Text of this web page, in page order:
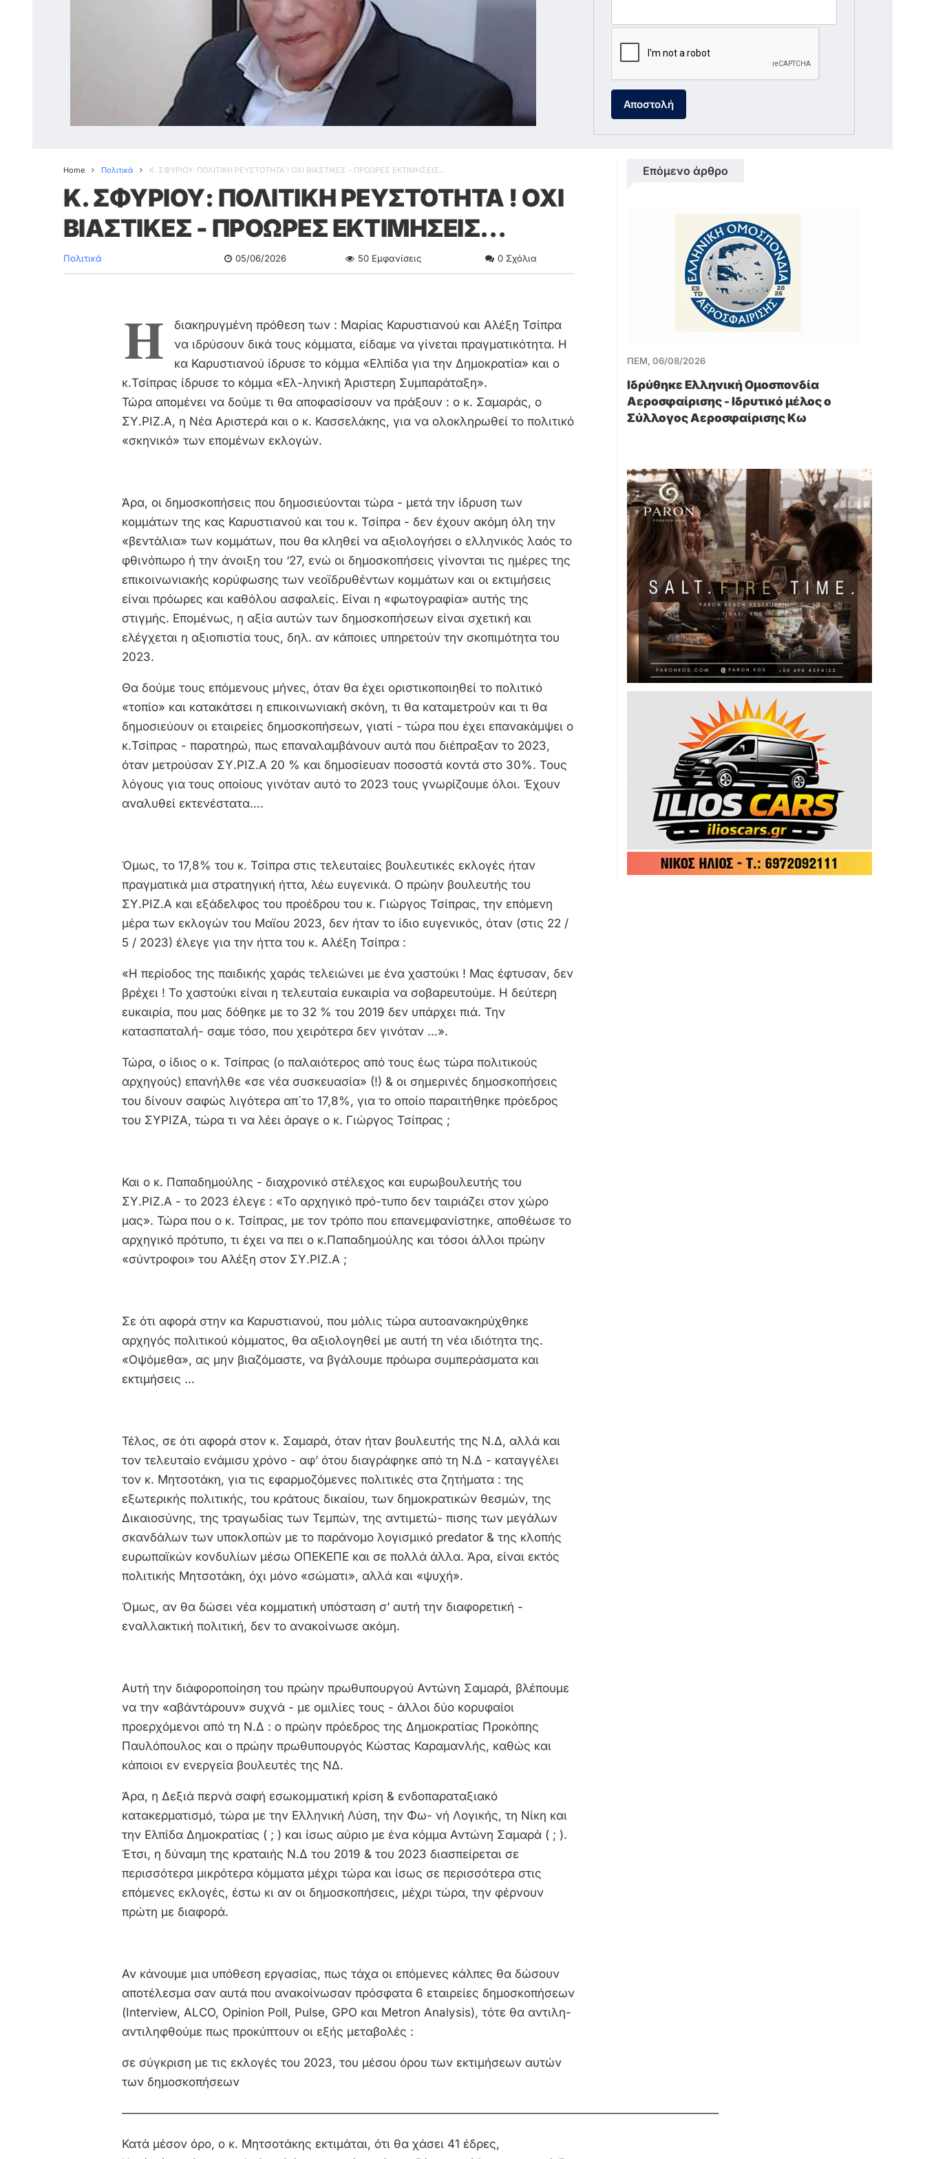
Αποστολή
Home Πολιτικά Κ. ΣΦΥΡΙΟΥ: ΠΟΛΙΤΙΚΗ ΡΕΥΣΤΟΤΗΤΑ ! ΟΧΙ ΒΙΑΣΤΙΚΕΣ - ΠΡΟΩΡΕΣ ΕΚΤΙΜΗΣΕΙΣ…
Κ. ΣΦΥΡΙΟΥ: ΠΟΛΙΤΙΚΗ ΡΕΥΣΤΟΤΗΤΑ ! ΟΧΙ
ΒΙΑΣΤΙΚΕΣ - ΠΡΟΩΡΕΣ ΕΚΤΙΜΗΣΕΙΣ…
Πολιτικά 05/06/2026 50Εμφανίσεις 0Σχόλια
Η
διακηρυγμένη πρόθεση των : Μαρίας Καρυστιανού και Αλέξη Τσίπρα
να ιδρύσουν δικά τους κόμματα, είδαμε να γίνεται πραγματικότητα. Η
κα Καρυστιανού ίδρυσε το κόμμα «Ελπίδα για την Δημοκρατία» και ο
κ.Τσίπρας ίδρυσε το κόμμα «Ελ-ληνική Άριστερη Συμπαράταξη».
Τώρα απομένει να δούμε τι θα αποφασίσουν να πράξουν : ο κ. Σαμαράς, ο
ΣΥ.ΡΙΖ.Α, η Νέα Αριστερά και ο κ. Κασσελάκης, για να ολοκληρωθεί το πολιτικό
«σκηνικό» των επομένων εκλογών.
Άρα, οι δημοσκοπήσεις που δημοσιεύονται τώρα - μετά την ίδρυση των
κομμάτων της κας Καρυστιανού και του κ. Τσίπρα - δεν έχουν ακόμη όλη την
«βεντάλια» των κομμάτων, που θα κληθεί να αξιολογήσει ο ελληνικός λαός το
φθινόπωρο ή την άνοιξη του ‘27, ενώ οι δημοσκοπήσεις γίνονται τις ημέρες της
επικοινωνιακής κορύφωσης των νεοϊδρυθέντων κομμάτων και οι εκτιμήσεις
είναι πρόωρες και καθόλου ασφαλείς. Είναι η «φωτογραφία» αυτής της
στιγμής. Επομένως, η αξία αυτών των δημοσκοπήσεων είναι σχετική και
ελέγχεται η αξιοπιστία τους, δηλ. αν κάποιες υπηρετούν την σκοπιμότητα του
2023.
Θα δούμε τους επόμενους μήνες, όταν θα έχει οριστικοποιηθεί το πολιτικό
«τοπίο» και κατακάτσει η επικοινωνιακή σκόνη, τι θα καταμετρούν και τι θα
δημοσιεύουν οι εταιρείες δημοσκοπήσεων, γιατί - τώρα που έχει επανακάμψει ο
κ.Τσίπρας - παρατηρώ, πως επαναλαμβάνουν αυτά που διέπραξαν το 2023,
όταν μετρούσαν ΣΥ.ΡΙΖ.Α 20 % και δημοσίευαν ποσοστά κοντά στο 30%. Τους
λόγους για τους οποίους γινόταν αυτό το 2023 τους γνωρίζουμε όλοι. Έχουν
αναλυθεί εκτενέστατα….
Όμως, το 17,8% του κ. Τσίπρα στις τελευταίες βουλευτικές εκλογές ήταν
πραγματικά μια στρατηγική ήττα, λέω ευγενικά. Ο πρώην βουλευτής του
ΣΥ.ΡΙΖ.Α και εξάδελφος του προέδρου του κ. Γιώργος Τσίπρας, την επόμενη
μέρα των εκλογών του Μαϊου 2023, δεν ήταν το ίδιο ευγενικός, όταν (στις 22 /
5 / 2023) έλεγε για την ήττα του κ. Αλέξη Τσίπρα :
«Η περίοδος της παιδικής χαράς τελειώνει με ένα χαστούκι ! Μας έφτυσαν, δεν
βρέχει ! Το χαστούκι είναι η τελευταία ευκαιρία να σοβαρευτούμε. Η δεύτερη
ευκαιρία, που μας δόθηκε με το 32 % του 2019 δεν υπάρχει πιά. Την
κατασπαταλή- σαμε τόσο, που χειρότερα δεν γινόταν …».
Τώρα, ο ίδιος ο κ. Τσίπρας (ο παλαιότερος από τους έως τώρα πολιτικούς
αρχηγούς) επανήλθε «σε νέα συσκευασία» (!) & οι σημερινές δημοσκοπήσεις
του δίνουν σαφώς λιγότερα απ´το 17,8%, για το οποίο παραιτήθηκε πρόεδρος
του ΣΥΡΙΖΑ, τώρα τι να λέει άραγε ο κ. Γιώργος Τσίπρας ;
Και ο κ. Παπαδημούλης - διαχρονικό στέλεχος και ευρωβουλευτής του
ΣΥ.ΡΙΖ.Α - το 2023 έλεγε : «Το αρχηγικό πρό-τυπο δεν ταιριάζει στον χώρο
μας». Τώρα που ο κ. Τσίπρας, με τον τρόπο που επανεμφανίστηκε, αποθέωσε το
αρχηγικό πρότυπο, τι έχει να πει ο κ.Παπαδημούλης και τόσοι άλλοι πρώην
«σύντροφοι» του Αλέξη στον ΣΥ.ΡΙΖ.Α ;
Σε ότι αφορά στην κα Καρυστιανού, που μόλις τώρα αυτοανακηρύχθηκε
αρχηγός πολιτικού κόμματος, θα αξιολογηθεί με αυτή τη νέα ιδιότητα της.
«Οψόμεθα», ας μην βιαζόμαστε, να βγάλουμε πρόωρα συμπεράσματα και
εκτιμήσεις …
Τέλος, σε ότι αφορά στον κ. Σαμαρά, όταν ήταν βουλευτής της Ν.Δ, αλλά και
τον τελευταίο ενάμισυ χρόνο - αφ’ ότου διαγράφηκε από τη Ν.Δ - καταγγέλει
τον κ. Μητσοτάκη, για τις εφαρμοζόμενες πολιτικές στα ζητήματα : της
εξωτερικής πολιτικής, του κράτους δικαίου, των δημοκρατικών θεσμών, της
Δικαιοσύνης, της τραγωδίας των Τεμπών, της αντιμετώ- πισης των μεγάλων
σκανδάλων των υποκλοπών με το παράνομο λογισμικό predator & της κλοπής
ευρωπαϊκών κονδυλίων μέσω ΟΠΕΚΕΠΕ και σε πολλά άλλα. Άρα, είναι εκτός
πολιτικής Μητσοτάκη, όχι μόνο «σώματι», αλλά και «ψυχή».
Όμως, αν θα δώσει νέα κομματική υπόσταση σ’ αυτή την διαφορετική -
εναλλακτική πολιτική, δεν το ανακοίνωσε ακόμη.
Αυτή την διάφοροποίηση του πρώην πρωθυπουργού Αντώνη Σαμαρά, βλέπουμε
να την «αβάντάρουν» συχνά - με ομιλίες τους - άλλοι δύο κορυφαίοι
προερχόμενοι από τη Ν.Δ : ο πρώην πρόεδρος της Δημοκρατίας Προκόπης
Παυλόπουλος και ο πρώην πρωθυπουργός Κώστας Καραμανλής, καθώς και
κάποιοι εν ενεργεία βουλευτές της ΝΔ.
Άρα, η Δεξιά περνά σαφή εσωκομματική κρίση & ενδοπαραταξιακό
κατακερματισμό, τώρα με την Ελληνική Λύση, την Φω- νή Λογικής, τη Νίκη και
την Ελπίδα Δημοκρατίας ( ; ) και ίσως αύριο με ένα κόμμα Αντώνη Σαμαρά ( ; ).
Έτσι, η δύναμη της κραταιής Ν.Δ του 2019 & του 2023 διασπείρεται σε
περισσότερα μικρότερα κόμματα μέχρι τώρα και ίσως σε περισσότερα στις
επόμενες εκλογές, έστω κι αν οι δημοσκοπήσεις, μέχρι τώρα, την φέρνουν
πρώτη με διαφορά.
Αν κάνουμε μια υπόθεση εργασίας, πως τάχα οι επόμενες κάλπες θα δώσουν
αποτέλεσμα σαν αυτά που ανακοίνωσαν πρόσφατα 6 εταιρείες δημοσκοπήσεων
(Interview, ALCO, Opinion Poll, Pulse, GPO και Metron Analysis), τότε θα αντιλη-
αντιληφθούμε πως προκύπτουν οι εξής μεταβολές :
σε σύγκριση με τις εκλογές του 2023, του μέσου όρου των εκτιμήσεων αυτών
των δημοσκοπήσεων
———————————————————————————————————————————————————
Κατά μέσον όρο, ο κ. Μητσοτάκης εκτιμάται, ότι θα χάσει 41 έδρες,
Επόμενο άρθρο
ΠΕΜ, 06/08/2026
Ιδρύθηκε Ελληνική Ομοσπονδία
Αεροσφαίρισης - Ιδρυτικό μέλος ο
Σύλλογος Αεροσφαίρισης Κω